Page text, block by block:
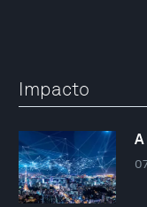
Impacto